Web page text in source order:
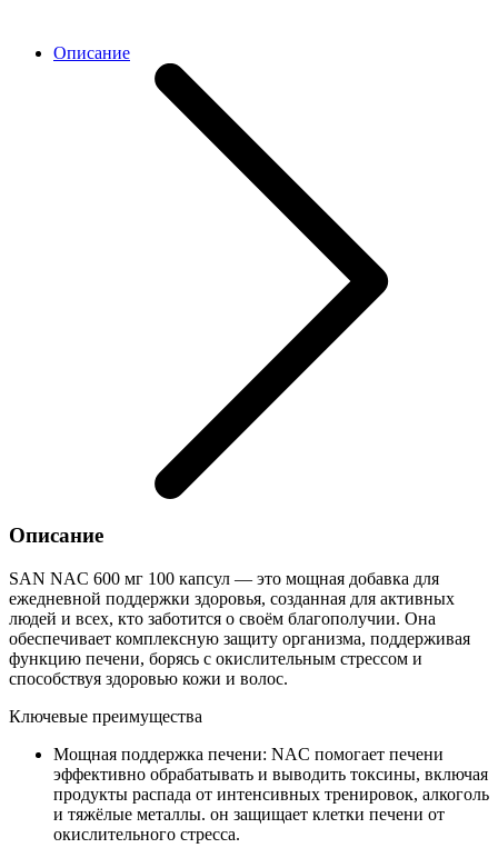
Описание
Описание
SAN NAC 600 мг 100 капсул — это мощная добавка для
ежедневной поддержки здоровья, созданная для активных
людей и всех, кто заботится о своём благополучии. Она
обеспечивает комплексную защиту организма, поддерживая
функцию печени, борясь с окислительным стрессом и
способствуя здоровью кожи и волос.
Ключевые преимущества
Мощная поддержка печени: NAC помогает печени
эффективно обрабатывать и выводить токсины, включая
продукты распада от интенсивных тренировок, алкоголь
и тяжёлые металлы. он защищает клетки печени от
окислительного стресса.